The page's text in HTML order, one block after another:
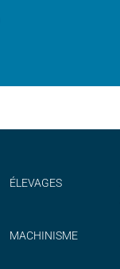
ÉLEVAGES
MACHINISME